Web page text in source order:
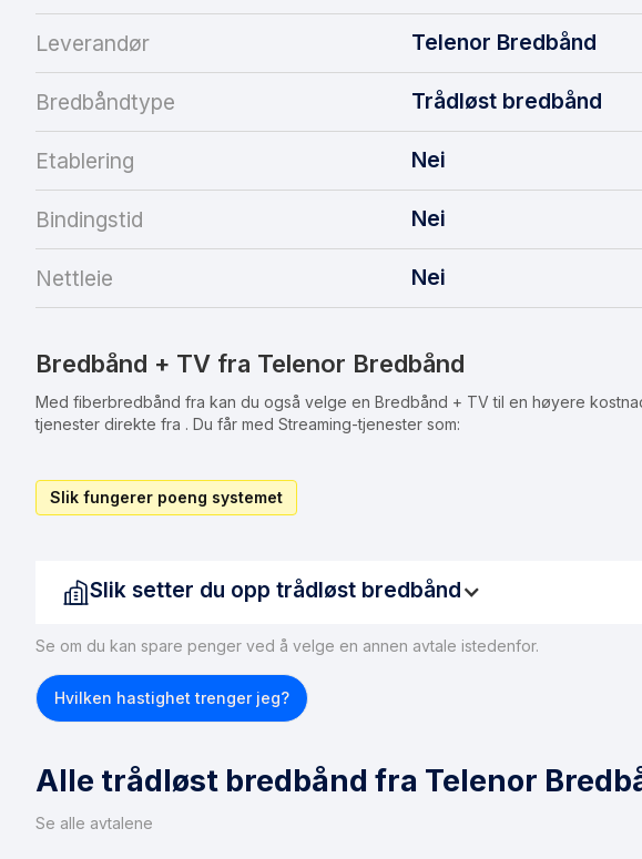
Leverandør Telenor Bredbånd
Bredbåndtype Trådløst bredbånd
Etablering Nei
Bindingstid Nei
Nettleie Nei
Bredbånd + TV fra Telenor Bredbånd
Med fiberbredbånd fra kan du også velge en Bredbånd + TV til en høyere
tjenester direkte fra . Du får med Streaming-tjenester som:
Slik fungerer poeng systemet
Slik setter du opp trådløst bredbånd
Se om du kan spare penger ved å velge en annen avtale istedenfor.
Hvilken hastighet trenger jeg?
Alle trådløst bredbånd fra Telenor
Se alle avtalene